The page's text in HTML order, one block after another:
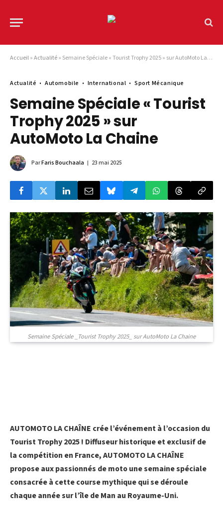
Accueil»Actualité» Semaine Spéciale « Tourist Trophy 2025 » sur AutoMoto La Chaine
Actualité Automobile International Sport Mécanique
Semaine Spéciale « Tourist
Trophy 2025 » sur
AutoMoto La Chaine
ParFaris Bouchaala 23 mai 2025
Semaine Spéciale _Tourist Trophy 2025_ sur AutoMoto La Chaine
AUTOMOTO LA CHAÎNE crée l’événement à l’occasion du
Tourist Trophy 2025 ! Diffuseur historique et exclusif de
la compétition en France, AUTOMOTO LA CHAÎNE
propose aux passionnés de moto une semaine spéciale
consacrée à cette course mythique qui se déroule
chaque année sur l’île de Man au Royaume-Uni.